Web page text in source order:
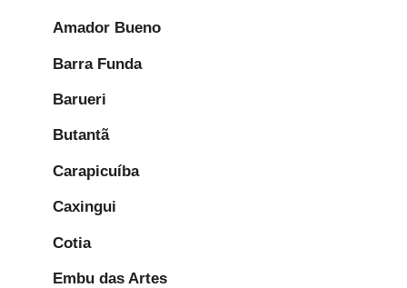
Amador Bueno
Barra Funda
Barueri
Butantã
Carapicuíba
Caxingui
Cotia
Embu das Artes